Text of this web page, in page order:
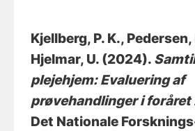
Kjellberg, P. K., Pedersen,
Hjelmar, U. (2024).
plejehjem: Evaluering af
prøvehandlinger i
Det Nationale